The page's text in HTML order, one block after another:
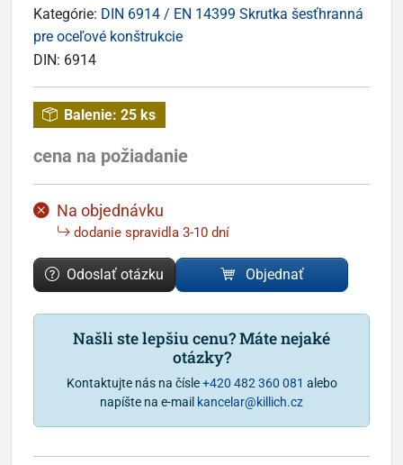
Kategórie: DIN 6914 / EN 14399 Skrutka šesťhranná
pre oceľové konštrukcie
DIN: 6914
Balenie: 25 ks
cena na požiadanie
Na objednávku
dodanie spravidla 3-10 dní
Odoslať otázku Objednať
Našli ste lepšiu cenu? Máte nejaké
otázky?
Kontaktujte nás na čísle+420 482 360 081 alebo
napíšte na e-mail kancelar@killich.cz